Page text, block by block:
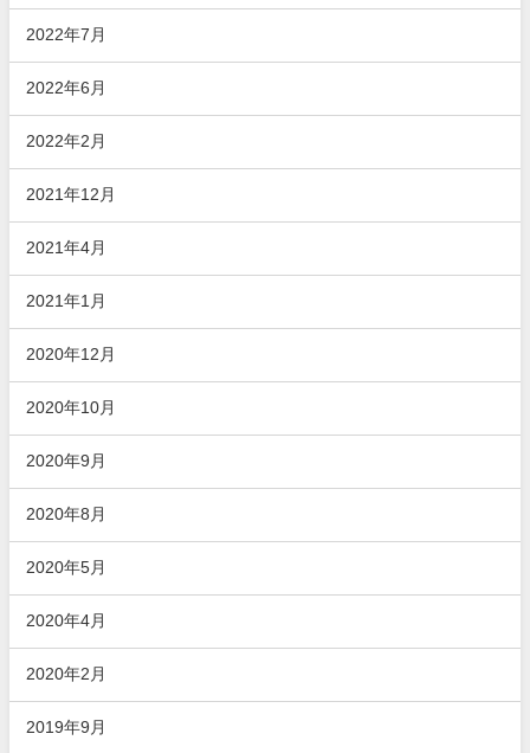
2022年7月
2022年6月
2022年2月
2021年12月
2021年4月
2021年1月
2020年12月
2020年10月
2020年9月
2020年8月
2020年5月
2020年4月
2020年2月
2019年9月